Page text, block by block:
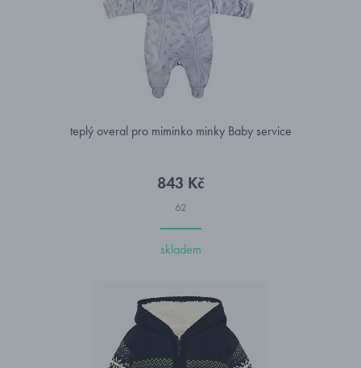
teplý overal pro miminko minky Baby service
843 Kč
62
skladem